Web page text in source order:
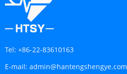
Tel: +86-22-83610163
E-mail: admin@hantengshengye.com